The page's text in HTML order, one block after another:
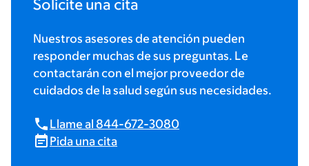
Solicite una cita
Nuestros asesores de atención pueden
responder muchas de sus preguntas. Le
contactarán con el mejor proveedor de
cuidados de la salud según sus necesidades.
Llame al 844-672-3080
Pida una cita